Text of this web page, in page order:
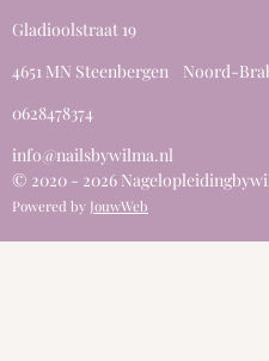
Gladioolstraat 19
4651 MN Steenbergen Noord-
0628478374
info@nailsbywilma.nl
© 2020 - 2026
Powered by JouwWeb